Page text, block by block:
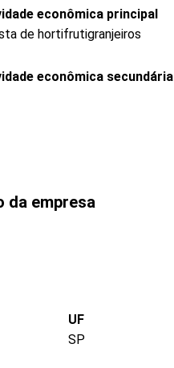
econômica principal
de hortifrutigranjeiros
econômica secundária
da empresa
UF
SP